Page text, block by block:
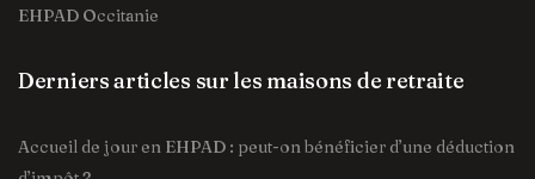
EHPAD Occitanie
Derniers articles sur les maisons de retraite
Accueil de jour en EHPAD : peut-on bénéficier d’une déduction